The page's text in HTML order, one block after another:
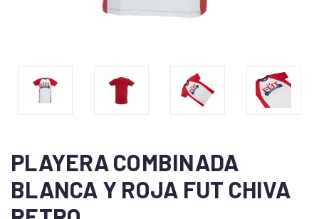
PLAYERA COMBINADA
BLANCA Y ROJA FUT CHIVA